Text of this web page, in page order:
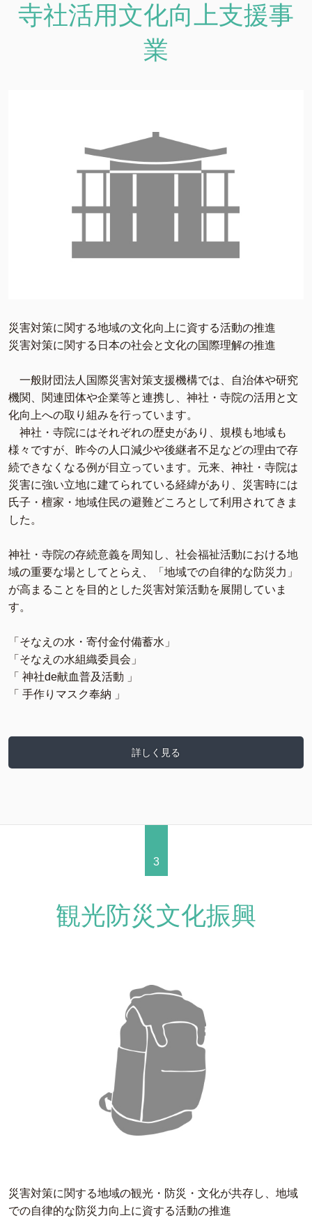
寺社活用文化向上支援事
業
災害対策に関する地域の文化向上に資する活動の推進
災害対策に関する日本の社会と文化の国際理解の推進
一般財団法人国際災害対策支援機構では、自治体や研究
機関、関連団体や企業等と連携し、神社・寺院の活用と文
化向上への取り組みを行っています。
神社・寺院にはそれぞれの歴史があり、規模も地域も
様々ですが、昨今の人口減少や後継者不足などの理由で存
続できなくなる例が目立っています。元来、神社・寺院は
災害に強い立地に建てられている経緯があり、災害時には
氏子・檀家・地域住民の避難どころとして利用されてきま
した。
神社・寺院の存続意義を周知し、社会福祉活動における地
域の重要な場としてとらえ、「地域での自律的な防災力」
が高まることを目的とした災害対策活動を展開していま
す。
「そなえの水・寄付金付備蓄水」
「そなえの水組織委員会」
「 神社de献血普及活動 」
「 手作りマスク奉納 」
詳しく見る
3
観光防災文化振興
災害対策に関する地域の観光・防災・文化が共存し、地域
での自律的な防災力向上に資する活動の推進